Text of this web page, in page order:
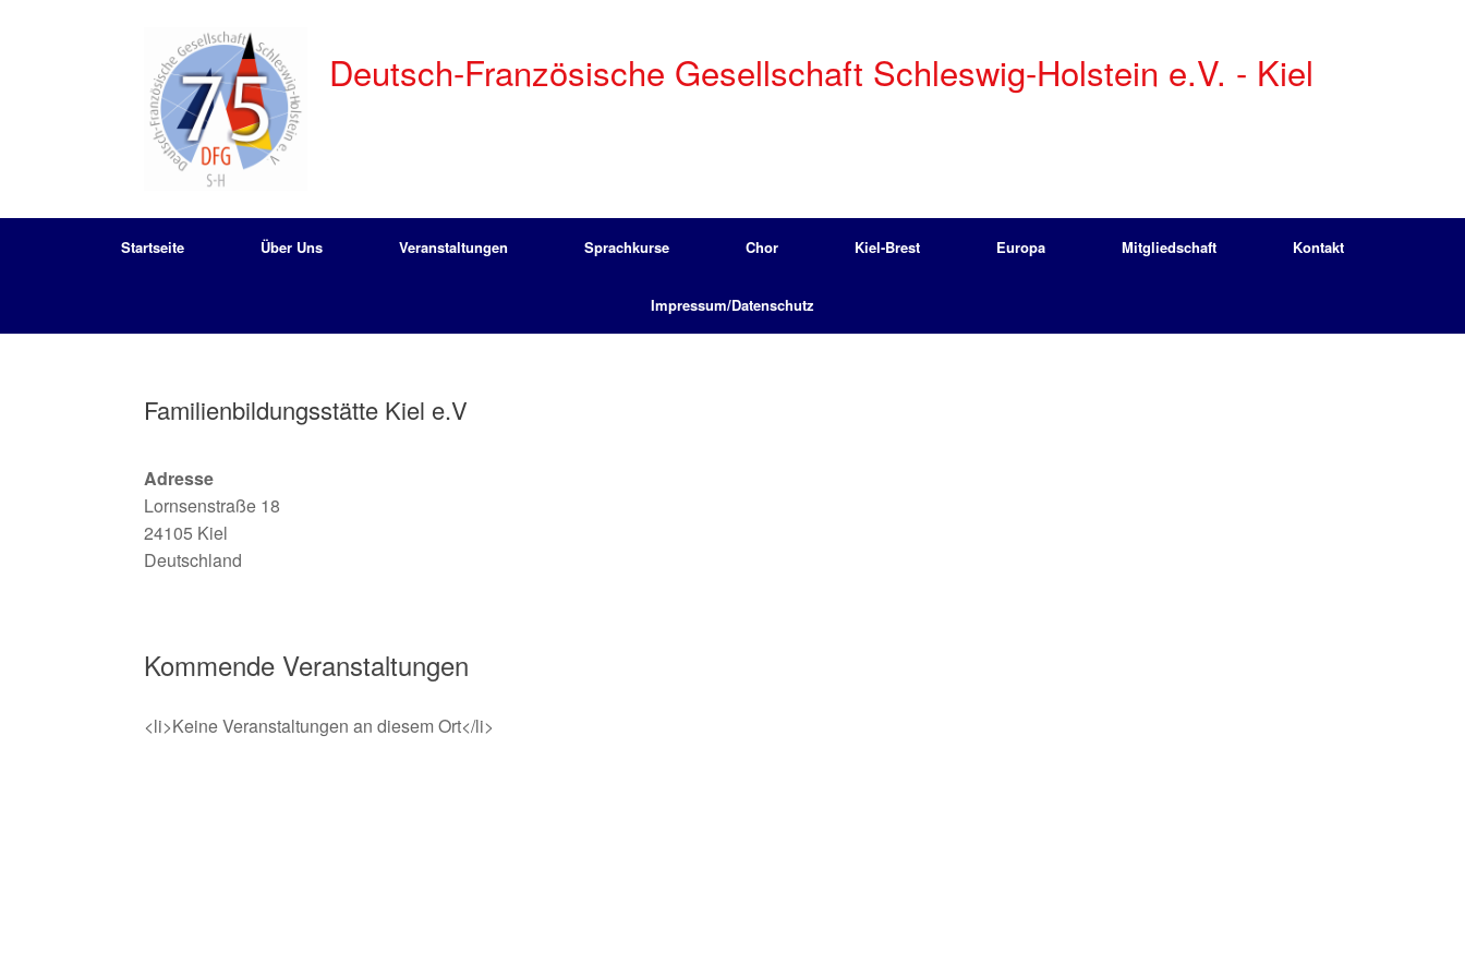
Deutsch-Französische Gesellschaft Schleswig-Holstein e.V. - Kiel
Startseite Über Uns Veranstaltungen Sprachkurse Chor Kiel-Brest Europa Mitgliedschaft Kontakt
Impressum/Datenschutz
Familienbildungsstätte Kiel e.V
Adresse
Lornsenstraße 18
24105 Kiel
Deutschland
Kommende Veranstaltungen
<li>Keine Veranstaltungen an diesem Ort</li>